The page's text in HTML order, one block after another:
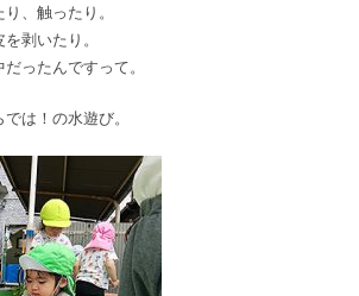
、触ったり。
剥いたり。
ったんですって。
は！の水遊び。